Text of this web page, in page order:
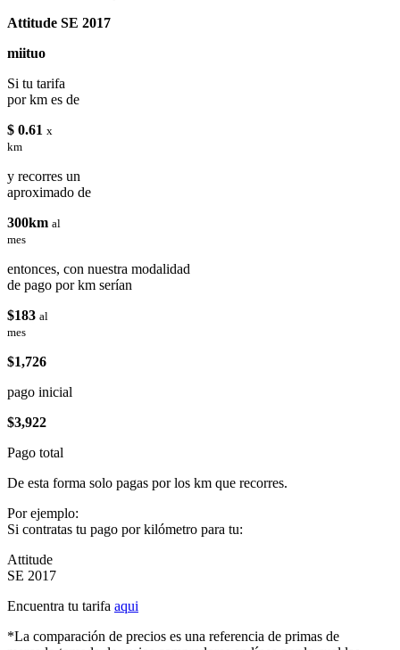
Attitude SE 2017
miituo
Si tu tarifa
por km es de
$ 0.61 x
km
y recorres un
aproximado de
300km al
mes
entonces, con nuestra modalidad
de pago por km serían
$183 al
mes
$1,726
pago inicial
$3,922
Pago total
De esta forma solo pagas por los km que recorres.
Por ejemplo:
Si contratas tu pago por kilómetro para tu:
Attitude
SE 2017
Encuentra tu tarifa aqui
*La comparación de precios es una referencia de primas de